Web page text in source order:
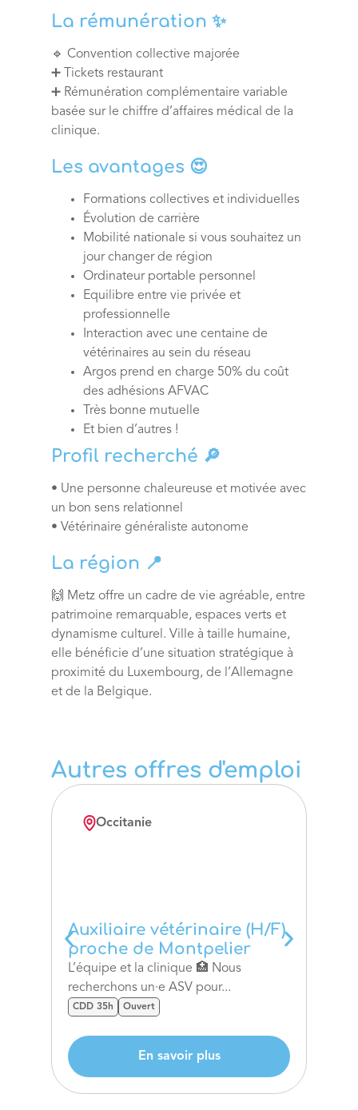
La rémunération ✨
🔹 Convention collective majorée
➕ Tickets restaurant
➕ Rémunération complémentaire variable
basée sur le chiffre d’affaires médical de la
clinique.
Les avantages 😍
Formations collectives et individuelles
Évolution de carrière
Mobilité nationale si vous souhaitez un
jour changer de région
Ordinateur portable personnel
Equilibre entre vie privée et
professionnelle
Interaction avec une centaine de
vétérinaires au sein du réseau
Argos prend en charge 50% du coût
des adhésions AFVAC
Très bonne mutuelle
Et bien d’autres !
Profil recherché 🔎
• Une personne chaleureuse et motivée avec
un bon sens relationnel
• Vétérinaire généraliste autonome
La région 📍
🙌 Metz offre un cadre de vie agréable, entre
patrimoine remarquable, espaces verts et
dynamisme culturel. Ville à taille humaine,
elle bénéficie d’une situation stratégique à
proximité du Luxembourg, de l’Allemagne
et de la Belgique.
Autres offres d'emploi
Occitanie
Auxiliaire vétérinaire (H/F)
proche de Montpelier
L’équipe et la clinique 🏥 Nous
recherchons un·e ASV pour...
CDD 35h Ouvert
En savoir plus